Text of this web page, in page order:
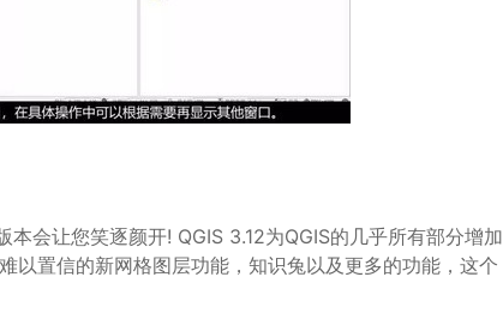
会让您笑逐颜开! QGIS 3.12为QGIS的几乎所有部分增加
以置信的新网格图层功能，知识兔以及更多的功能，这个